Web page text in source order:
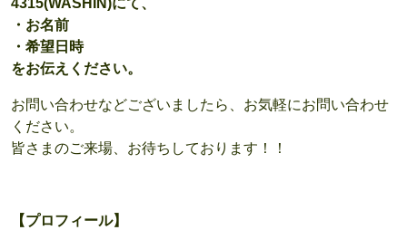
4315(WASHIN)にて、
・お名前
・希望日時
をお伝えください。
お問い合わせなどございましたら、お気軽にお問い合わせ
ください。
皆さまのご来場、お待ちしております！！
【プロフィール】